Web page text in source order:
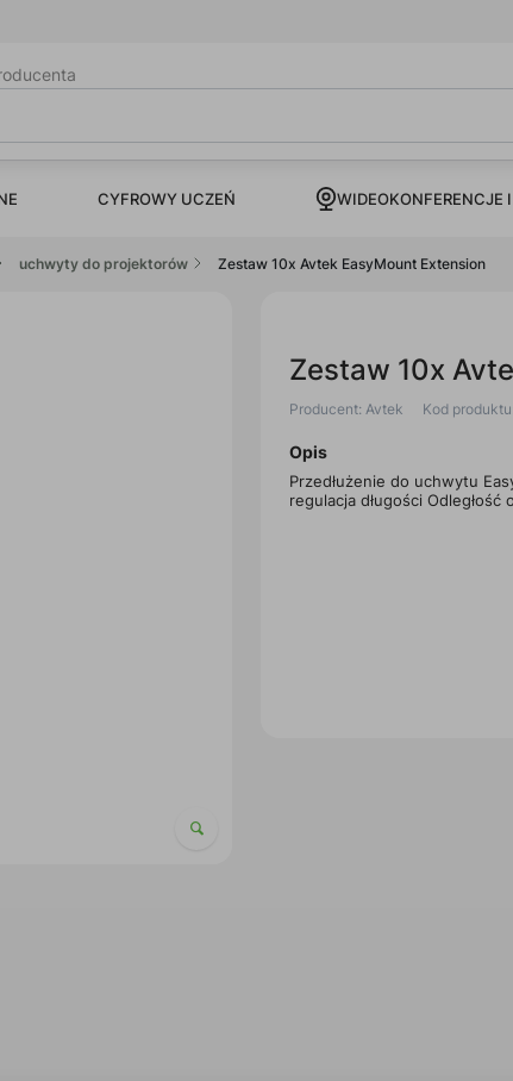
CYFROWY UCZEŃ WIDEOKONFERENCJE
uchwyty do projektorów Zestaw 10x Avtek EasyMount Extension
Zestaw 10x
Producent: Avtek Kod
Opis
Przedłużenie do uchwytu
regulacja długości